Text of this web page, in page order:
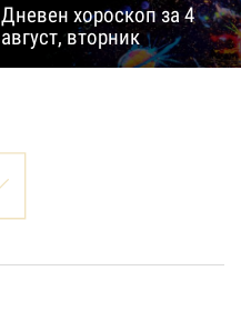
Дневен хороскоп за 4
август, вторник